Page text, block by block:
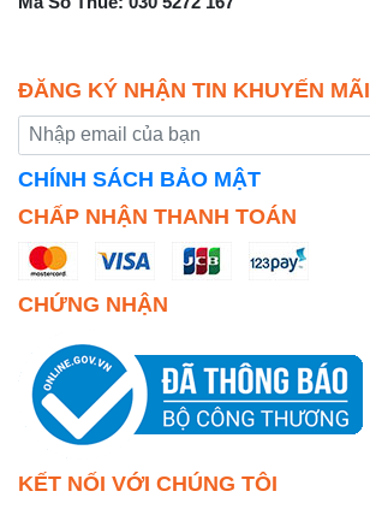
ĐĂNG KÝ NHẬN TIN KHUYẾN MÃI
CHÍNH SÁCH BẢO MẬT
CHẤP NHẬN THANH TOÁN
CHỨNG NHẬN
KẾT NỐI VỚI CHÚNG TÔI